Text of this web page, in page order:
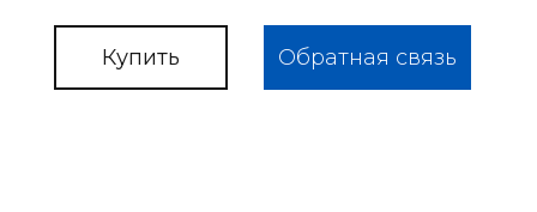
Купить Обратная связь